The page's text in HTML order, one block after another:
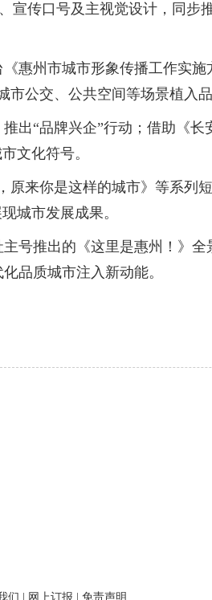
传口号及主视觉设计，同步
州市城市形象传播工作实施
公交、公共空间等场景植入
“品牌兴企”行动；借助《长
文化符号。
来你是这样的城市》等系列
城市发展成果。
推出的《这里是惠州！》全
品质城市注入新动能。
们 网上订报 免责声明